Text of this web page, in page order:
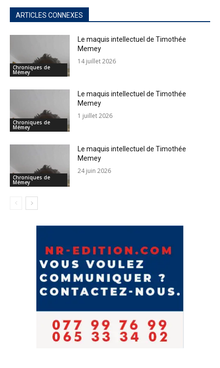
ARTICLES CONNEXES
Chroniques de
Mémey
Le maquis intellectuel de Timothée
Memey
14 juillet 2026
Chroniques de
Mémey
Le maquis intellectuel de Timothée
Memey
1 juillet 2026
Chroniques de
Mémey
Le maquis intellectuel de Timothée
Memey
24 juin 2026